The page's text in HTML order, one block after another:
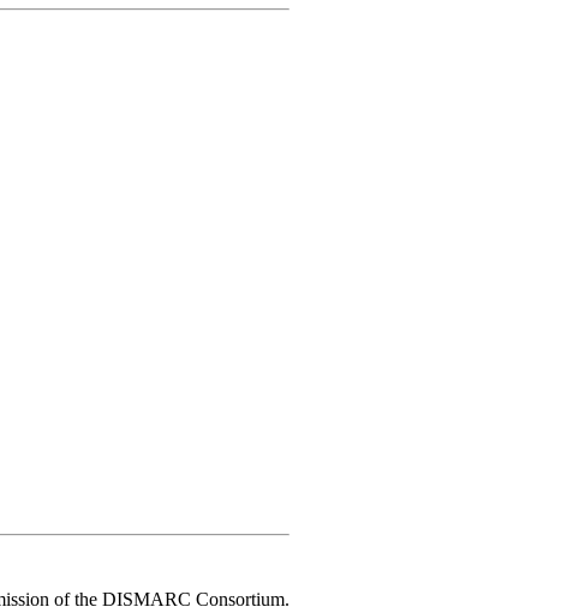
of the DISMARC Consortium.